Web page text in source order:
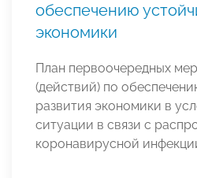
обеспечению
экономики
План первоочередных
(действий) по
развития экономики в
ситуации в связи с
коронавирусной